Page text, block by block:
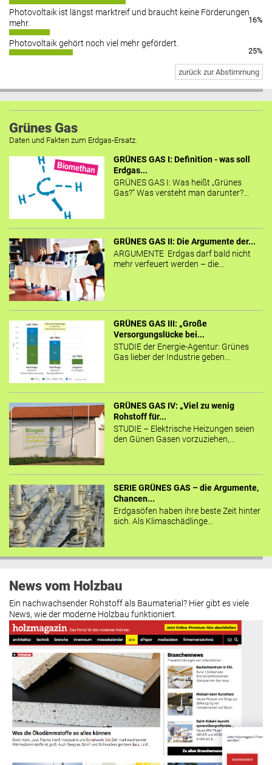
Photovoltaik ist längst marktreif und braucht keine Förderungen
mehr.
16%
Photovoltaik gehört noch viel mehr gefördert.
25%
zurück zur Abstimmung
Grünes Gas
Daten und Fakten zum Erdgas-Ersatz.
GRÜNES GAS I: Definition - was soll
Erdgas...
GRÜNES GAS I: Was heißt „Grünes
Gas?“ Was versteht man darunter?...
GRÜNES GAS II: Die Argumente der...
ARGUMENTE Erdgas darf bald nicht
mehr verfeuert werden – die...
GRÜNES GAS III: „Große
Versorgungslücke bei...
STUDIE der Energie-Agentur: Grünes
Gas lieber der Industrie geben...
GRÜNES GAS IV: „Viel zu wenig
Rohstoff für...
STUDIE – Elektrische Heizungen seien
den Günen Gasen vorzuziehen,...
SERIE GRÜNES GAS – die Argumente,
Chancen...
Erdgasöfen haben ihre beste Zeit hinter
sich. Als Klimaschädlinge...
News vom Holzbau
Ein nachwachsender Rohstoff als Baumaterial? Hier gibt es viele
News, wie der moderne Holzbau funktioniert.